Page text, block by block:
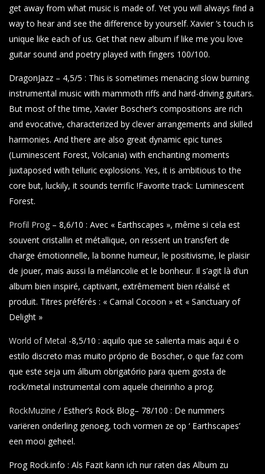
get away from what music is made of. Yet you will always find a
way to hear and see the difference by yourself. Xavier ‘s touch is
unique like each of us. Get that new album if like me you love
guitar sound and poetry played with fingers 100/100.
DragonJazz – 4,5/5 : This is sometimes menacing slow burning
instrumental music with mammoth riffs and hard-driving guitars.
But most of the time, Xavier Boscher’s compositions are rich
and evocative, characterized by clever arrangements and skilled
harmonies. And there are also great dynamic epic tunes
(Luminescent Forest, Volcania) with enchanting moments
juxtaposed with telluric explosions. Yes, it is ambitious to the
core but, luckily, it sounds terrific !Favorite track: Luminescent
Forest.
Profil Prog – 8,6/10 : Avec « Earthscapes », même si cela est
souvent cristallin et métallique, on ressent un transfert de
charge émotionnelle, la bonne humeur, le positivisme, le plaisir
de jouer, mais aussi la mélancolie et le bonheur. Il s’agit là d’un
album bien inspiré, captivant, extrêmement bien réalisé et
produit. Titres préférés : « Carnal Cocoon » et « Sanctuary of
Delight »
World of Metal -8,5/10 : aquilo que se salienta mais aqui é o
estilo discreto mas muito próprio de Boscher, o que faz com
que este seja um álbum obrigatório para quem gosta de
rock/metal instrumental com aquele cheirinho a prog.
RockMuzine / Esther’s Rock Blog– 78/100 : De nummers
variëren onderling genoeg, toch vormen ze op ‘ Earthscapes’
een mooi geheel.
Prog Rock.info : Als Fazit kann ich nur raten das Album zu